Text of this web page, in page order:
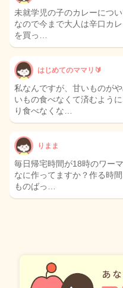
未就学児の子のカレーにつ
なので今まで大人は辛口カ
を買っ…
はじめてのママリ🔰
私なんですが、甘いものが
いもの食べなくて済むよう
り食べなくな…
りまま
毎日帰宅時間が18時のワー
なに作ってますか？作る時
ものばっ…